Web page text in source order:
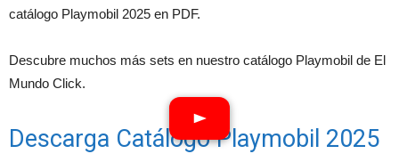
catálogo Playmobil 2025 en PDF.
Descubre muchos más sets en nuestro catálogo Playmobil de El
Mundo Click.
Descarga Catálogo Playmobil 2025